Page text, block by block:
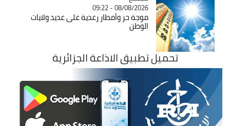
08/08/2026 - 09:22
موجة حر وأمطار رعدية على عديد ولايات
الوطن
تحميل تطبيق الاذاعة الجزائرية